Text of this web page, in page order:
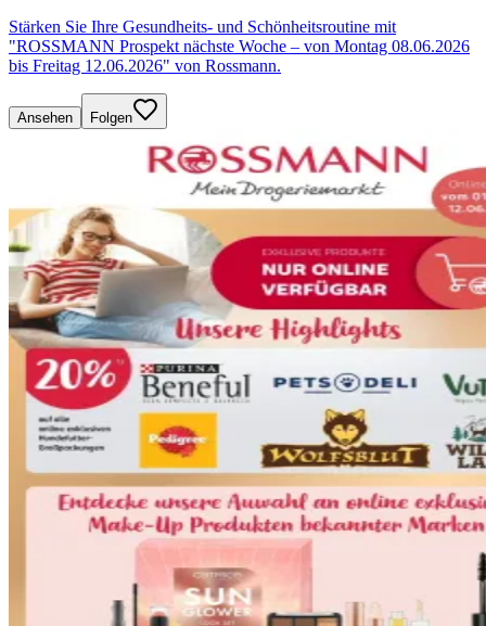
Stärken Sie Ihre Gesundheits- und Schönheitsroutine mit
"ROSSMANN Prospekt nächste Woche – von Montag 08.06.2026
bis Freitag 12.06.2026" von Rossmann.
Ansehen Folgen